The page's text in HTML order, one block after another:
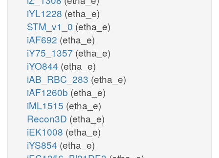
iYL1228 (etha_e)
STM_v1_0 (etha_e)
iAF692 (etha_e)
iY75_1357 (etha_e)
iYO844 (etha_e)
iAB_RBC_283 (etha_e)
iAF1260b (etha_e)
iML1515 (etha_e)
Recon3D (etha_e)
iEK1008 (etha_e)
iYS854 (etha_e)